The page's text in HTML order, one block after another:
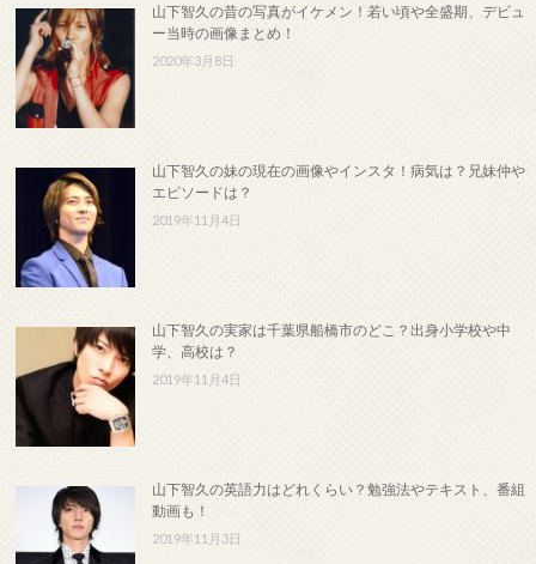
山下智久の昔の写真がイケメン！若い頃や全盛期、デビュ
ー当時の画像まとめ！
2020年3月8日
山下智久の妹の現在の画像やインスタ！病気は？兄妹仲や
エピソードは？
2019年11月4日
山下智久の実家は千葉県船橋市のどこ？出身小学校や中
学、高校は？
2019年11月4日
山下智久の英語力はどれくらい？勉強法やテキスト、番組
動画も！
2019年11月3日